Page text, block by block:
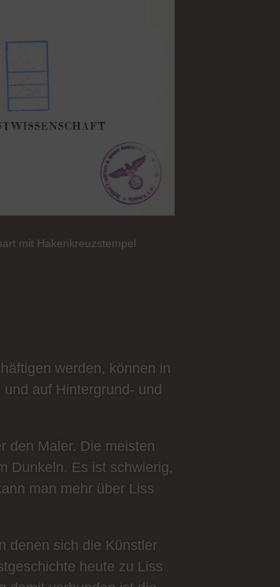
mit Hakenkreuzstempel
werden, können in
auf Hintergrund- und
den Maler. Die meisten
Dunkeln. Es ist schwierig,
man mehr über Liss
denen sich die Künstler
heute zu Liss